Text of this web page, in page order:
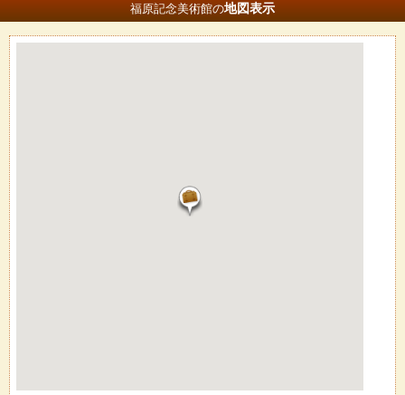
福原記念美術館の地図表示